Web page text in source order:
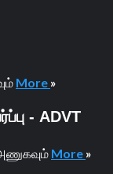
More »
- ADVT
More »